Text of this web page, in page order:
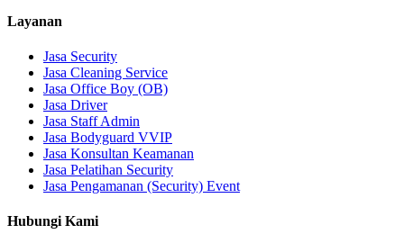
Layanan
Jasa Security
Jasa Cleaning Service
Jasa Office Boy (OB)
Jasa Driver
Jasa Staff Admin
Jasa Bodyguard VVIP
Jasa Konsultan Keamanan
Jasa Pelatihan Security
Jasa Pengamanan (Security) Event
Hubungi Kami